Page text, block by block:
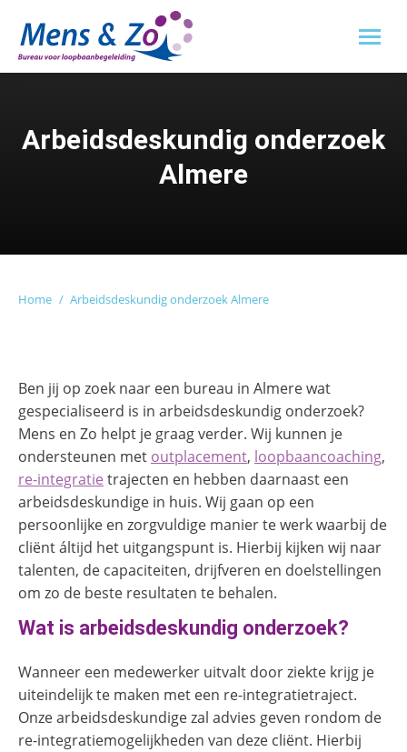
Arbeidsdeskundig onderzoek
Almere
Home Arbeidsdeskundig onderzoek Almere
Ben jij op zoek naar een bureau in Almere wat
gespecialiseerd is in arbeidsdeskundig onderzoek?
Mens en Zo helpt je graag verder. Wij kunnen je
ondersteunen met outplacement, loopbaancoaching,
re-integratie trajecten en hebben daarnaast een
arbeidsdeskundige in huis. Wij gaan op een
persoonlijke en zorgvuldige manier te werk waarbij de
cliënt áltijd het uitgangspunt is. Hierbij kijken wij naar
talenten, de capaciteiten, drijfveren en doelstellingen
om zo de beste resultaten te behalen.
Wat is arbeidsdeskundig onderzoek?
Wanneer een medewerker uitvalt door ziekte krijg je
uiteindelijk te maken met een re-integratietraject.
Onze arbeidsdeskundige zal advies geven rondom de
re-integratiemogelijkheden van deze cliënt. Hierbij